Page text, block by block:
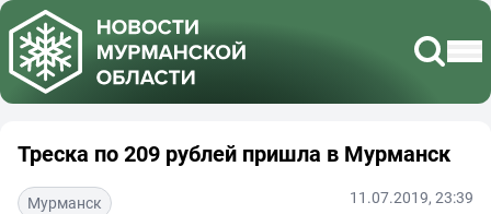
Треска по 209 рублей пришла в Мурманск
Мурманск 11.07.2019, 23:39